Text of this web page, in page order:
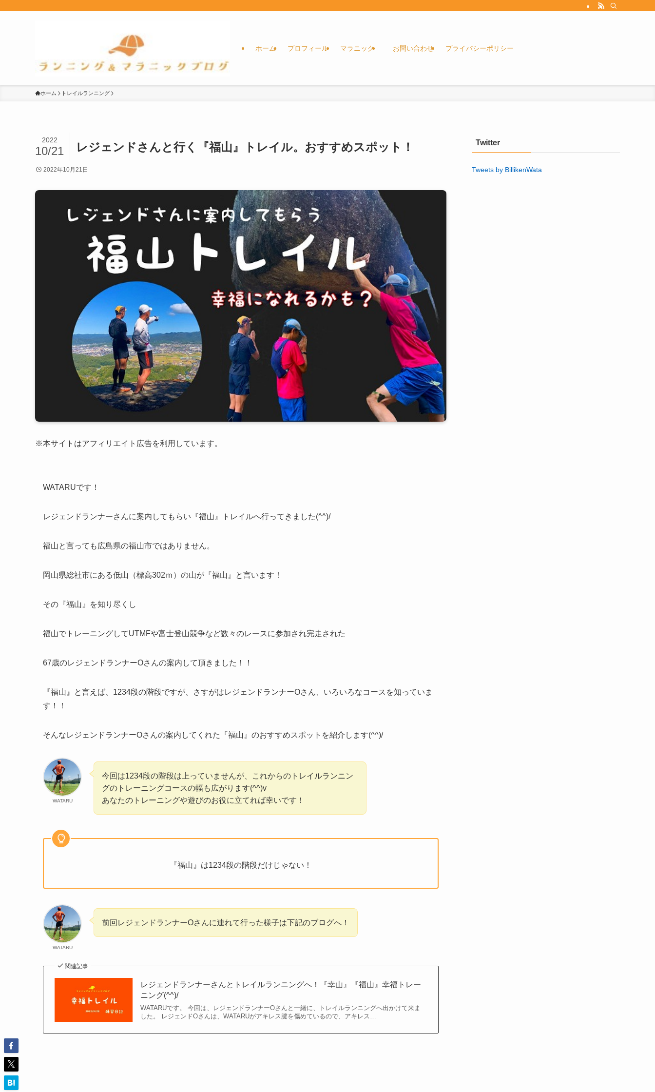
ホーム プロフィール マラニック お問い合わせ プライバシーポリシー
ホーム トレイルランニング
レジェンドさんと行く『福山』トレイル。おすすめスポット！
2022
10/21
2022年10月21日
※本サイトはアフィリエイト広告を利用しています。
WATARUです！
レジェンドランナーさんに案内してもらい『福山』トレイルへ行ってきました(^^)/
福山と言っても広島県の福山市ではありません。
岡山県総社市にある低山（標高302ｍ）の山が『福山』と言います！
その『福山』を知り尽くし
福山でトレーニングしてUTMFや富士登山競争など数々のレースに参加され完走された
67歳のレジェンドランナーOさんの案内して頂きました！！
『福山』と言えば、1234段の階段ですが、さすがはレジェンドランナーOさん、いろいろなコースを知っていま
す！！
そんなレジェンドランナーOさんの案内してくれた『福山』のおすすめスポットを紹介します(^^)/
WATARU
今回は1234段の階段は上っていませんが、これからのトレイルランニン
グのトレーニングコースの幅も広がります(^^)v
あなたのトレーニングや遊びのお役に立てれば幸いです！
『福山』は1234段の階段だけじゃない！
WATARU
前回レジェンドランナーOさんに連れて行った様子は下記のブログへ！
関連記事
レジェンドランナーさんとトレイルランニングへ！『幸山』『福山』幸福トレー
ニング(^^)/
WATARUです。 今回は、レジェンドランナーOさんと一緒に、トレイルランニングへ出かけて来ま
した。 レジェンドOさんは、WATARUがアキレス腱を傷めているので、アキレス…
Twitter
Tweets by BillikenWata